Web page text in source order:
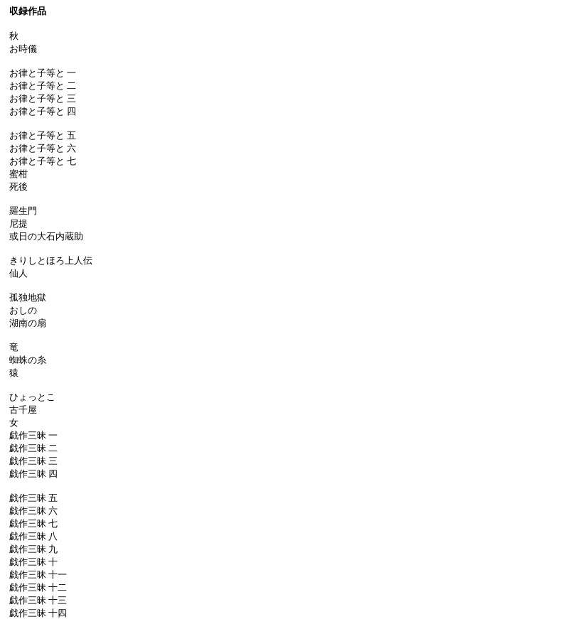
収録作品
秋
お時儀
お律と子等と 一
お律と子等と 二
お律と子等と 三
お律と子等と 四
お律と子等と 五
お律と子等と 六
お律と子等と 七
蜜柑
死後
羅生門
尼提
或日の大石内蔵助
きりしとほろ上人伝
仙人
孤独地獄
おしの
湖南の扇
竜
蜘蛛の糸
猿
ひょっとこ
古千屋
女
戯作三昧 一
戯作三昧 二
戯作三昧 三
戯作三昧 四
戯作三昧 五
戯作三昧 六
戯作三昧 七
戯作三昧 八
戯作三昧 九
戯作三昧 十
戯作三昧 十一
戯作三昧 十二
戯作三昧 十三
戯作三昧 十四